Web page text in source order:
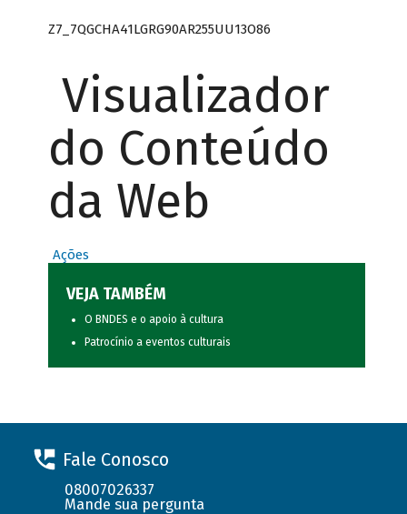
Z7_7QGCHA41LGRG90AR255UU13O86
Visualizador
do Conteúdo
da Web
Ações
VEJA TAMBÉM
O BNDES e o apoio à cultura
Patrocínio a eventos culturais
Fale Conosco
08007026337
Mande sua pergunta